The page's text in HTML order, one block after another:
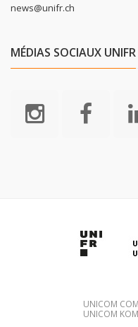
news@unifr.ch
MÉDIAS SOCIAUX UNIFR
UNICOM
UNICOM